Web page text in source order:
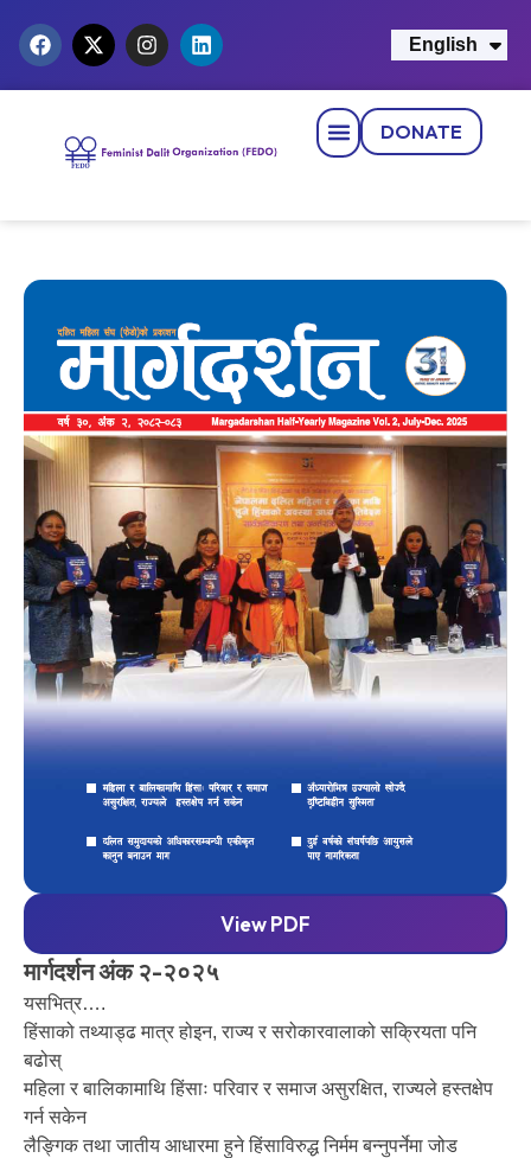
English
नेपाली
DONATE
View PDF
मार्गदर्शन अंक २-२०२५
यसभित्र….
हिंसाको तथ्याड्ढ मात्र होइन, राज्य र सरोकारवालाको सक्रियता पनि
बढोस्
महिला र बालिकामाथि हिंसाः परिवार र समाज असुरक्षित, राज्यले हस्तक्षेप
गर्न सकेन
लैङ्गिक तथा जातीय आधारमा हुने हिंसाविरुद्ध निर्मम बन्नुपर्नेमा जोड